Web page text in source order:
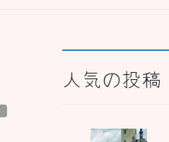
人気の投稿